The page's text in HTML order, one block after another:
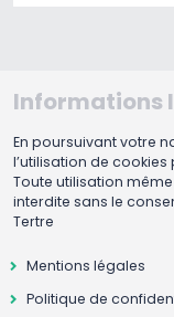
Informations
En poursuivant votre
l’utilisation de
Toute utilisation
interdite sans le
Tertre
Mentions légales
Politique de